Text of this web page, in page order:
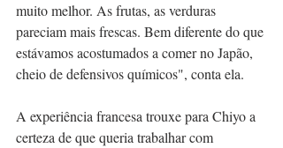
muito melhor. As frutas, as verduras
pareciam mais frescas. Bem diferente do que
estávamos acostumados a comer no Japão,
cheio de defensivos químicos", conta ela.
A experiência francesa trouxe para Chiyo a
certeza de que queria trabalhar com